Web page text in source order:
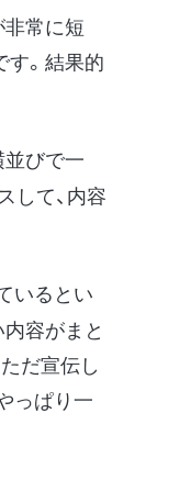
常に短
。結果的
びで一
して、内容
いるとい
容がまと
だ宣伝し
っぱり一